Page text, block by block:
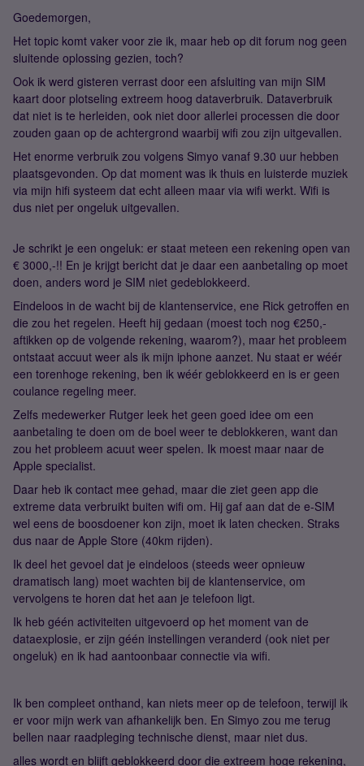
Goedemorgen,
Het topic komt vaker voor zie ik, maar heb op dit forum nog geen
sluitende oplossing gezien, toch?
Ook ik werd gisteren verrast door een afsluiting van mijn SIM
kaart door plotseling extreem hoog dataverbruik. Dataverbruik
dat niet is te herleiden, ook niet door allerlei processen die door
zouden gaan op de achtergrond waarbij wifi zou zijn uitgevallen.
Het enorme verbruik zou volgens Simyo vanaf 9.30 uur hebben
plaatsgevonden. Op dat moment was ik thuis en luisterde muziek
via mijn hifi systeem dat echt alleen maar via wifi werkt. Wifi is
dus niet per ongeluk uitgevallen.
Je schrikt je een ongeluk: er staat meteen een rekening open van
€ 3000,-!! En je krijgt bericht dat je daar een aanbetaling op moet
doen, anders word je SIM niet gedeblokkeerd.
Eindeloos in de wacht bij de klantenservice, ene Rick getroffen en
die zou het regelen. Heeft hij gedaan (moest toch nog €250,-
aftikken op de volgende rekening, waarom?), maar het probleem
ontstaat accuut weer als ik mijn iphone aanzet. Nu staat er wéér
een torenhoge rekening, ben ik wéér geblokkeerd en is er geen
coulance regeling meer.
Zelfs medewerker Rutger leek het geen goed idee om een
aanbetaling te doen om de boel weer te deblokkeren, want dan
zou het probleem acuut weer spelen. Ik moest maar naar de
Apple specialist.
Daar heb ik contact mee gehad, maar die ziet geen app die
extreme data verbruikt buiten wifi om. Hij gaf aan dat de e-SIM
wel eens de boosdoener kon zijn, moet ik laten checken. Straks
dus naar de Apple Store (40km rijden).
Ik deel het gevoel dat je eindeloos (steeds weer opnieuw
dramatisch lang) moet wachten bij de klantenservice, om
vervolgens te horen dat het aan je telefoon ligt.
Ik heb géén activiteiten uitgevoerd op het moment van de
dataexplosie, er zijn géén instellingen veranderd (ook niet per
ongeluk) en ik had aantoonbaar connectie via wifi.
Ik ben compleet onthand, kan niets meer op de telefoon, terwijl ik
er voor mijn werk van afhankelijk ben. En Simyo zou me terug
bellen naar raadpleging technische dienst, maar niet dus.
alles wordt en blijft geblokkeerd door die extreem hoge rekening,